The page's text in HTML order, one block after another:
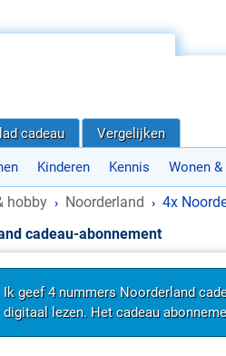
Kinderen Kennis Wonen
cadeau Vergelijken
hobby › Noorderland › 4x
cadeau-abonnement
Ik geef 4 nummers Noorderland
digitaal lezen. Het cadeau